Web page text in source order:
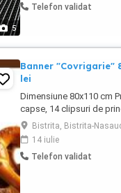
5
Telefon validat
Banner "Covrigarie"
lei
Dimensiune 80x110 cm
capse, 14 clipsuri de
nevoie de o distanță mai
îmbina două clipsuri
conexiunea. Banner
Printat pe material Frontlit
Bistrita, Bistrita-
14 iulie
Telefon validat